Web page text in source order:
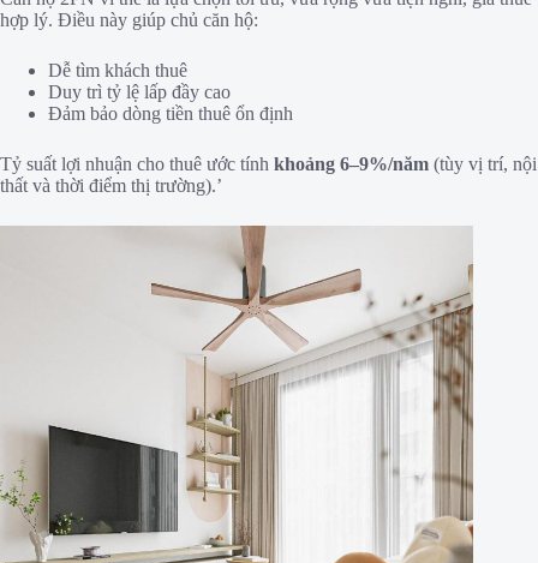
hợp lý. Điều này giúp chủ căn hộ:
Dễ tìm khách thuê
Duy trì tỷ lệ lấp đầy cao
Đảm bảo dòng tiền thuê ổn định
Tỷ suất lợi nhuận cho thuê ước tính khoảng 6–9%/năm (tùy vị trí, nội
thất và thời điểm thị trường).’